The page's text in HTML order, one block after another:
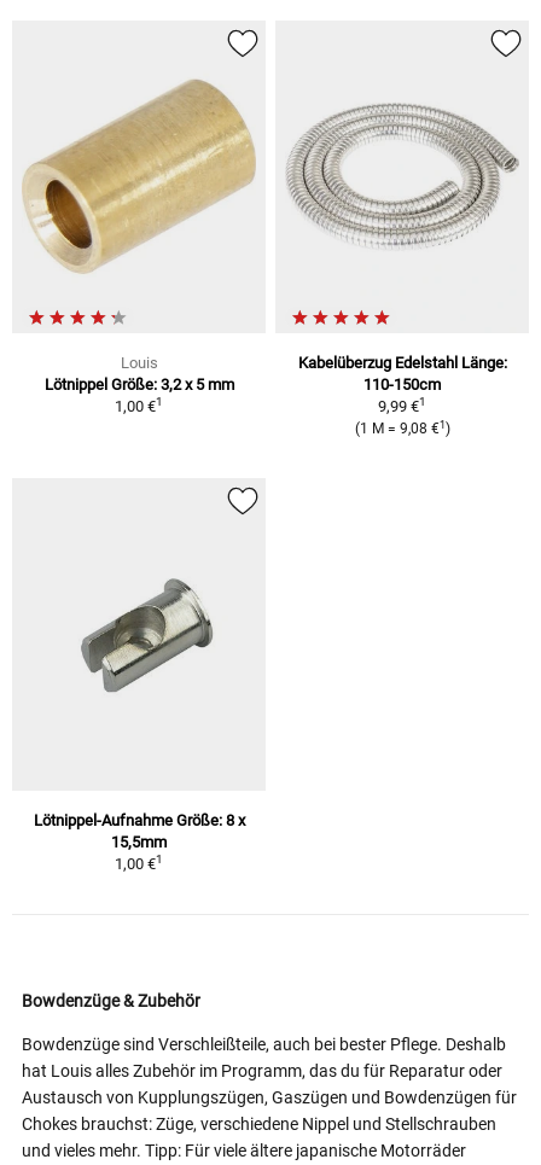
Louis
Lötnippel Größe: 3,2 x 5 mm
1,00 €1
Kabelüberzug Edelstahl Länge:
110-150cm
9,99 €1
(1 M = 9,08 €1 )
Lötnippel-Aufnahme Größe: 8 x
15,5mm
1,00 €1
Bowdenzüge & Zubehör
Bowdenzüge sind Verschleißteile, auch bei bester Pflege. Deshalb
hat Louis alles Zubehör im Programm, das du für Reparatur oder
Austausch von Kupplungszügen, Gaszügen und Bowdenzügen für
Chokes brauchst: Züge, verschiedene Nippel und Stellschrauben
und vieles mehr. Tipp: Für viele ältere japanische Motorräder